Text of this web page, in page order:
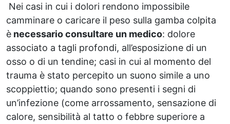
Nei casi in cui i dolori rendono impossibile
camminare o caricare il peso sulla gamba colpita
è necessario consultare un medico: dolore
associato a tagli profondi, all’esposizione di un
osso o di un tendine; casi in cui al momento del
trauma è stato percepito un suono simile a uno
scoppiettio; quando sono presenti i segni di
un’infezione (come arrossamento, sensazione di
calore, sensibilità al tatto o febbre superiore a